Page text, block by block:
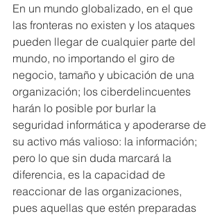
En un mundo globalizado, en el que
las fronteras no existen y los ataques
pueden llegar de cualquier parte del
mundo, no importando el giro de
negocio, tamaño y ubicación de una
organización; los ciberdelincuentes
harán lo posible por burlar la
seguridad informática y apoderarse de
su activo más valioso: la información;
pero lo que sin duda marcará la
diferencia, es la capacidad de
reaccionar de las organizaciones,
pues aquellas que estén preparadas